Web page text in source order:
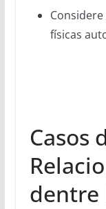
físicas
Casos
dentre